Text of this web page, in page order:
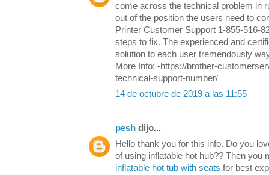
come across the technical problem in
out of the position the users need to
Printer Customer Support 1-855-516-
steps to fix. The experienced and
solution to each user tremendously
More Info: -https://brother-
technical-support-number/
14 de octubre de 2019 a las 11:55
pesh dijo...
Hello thank you for this info. Do you
of using inflatable hot hub?? Then you
inflatable hot tub with seats for best